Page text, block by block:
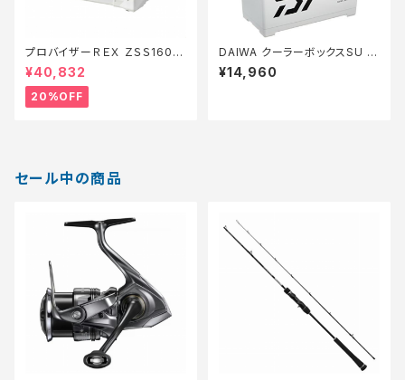
プロバイザーＲＥＸ ＺＳＳ1600
ゴールド【特価装備】【20】
¥40,832
20%OFF
DAIWA クーラーボックスSU 7
00
¥14,960
セール中の商品